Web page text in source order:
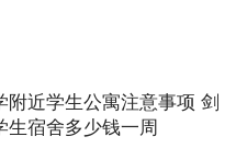
附近学生公寓注意事项 剑
生宿舍多少钱一周